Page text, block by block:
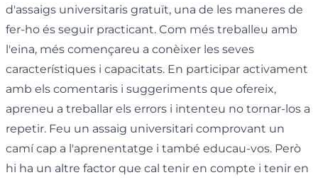
d'assaigs universitaris gratuït, una de les maneres de
fer-ho és seguir practicant. Com més treballeu amb
l'eina, més començareu a conèixer les seves
característiques i capacitats. En participar activament
amb els comentaris i suggeriments que ofereix,
apreneu a treballar els errors i intenteu no tornar-los a
repetir. Feu un assaig universitari comprovant un
camí cap a l'aprenentatge i també educau-vos. Però
hi ha un altre factor que cal tenir en compte i tenir en